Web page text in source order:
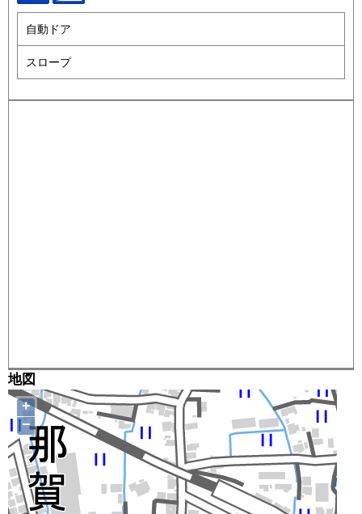
自動ドア
スロープ
地図
+
−